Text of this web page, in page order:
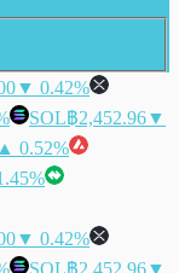
▼ 0.42%
SOL฿2,452.96▼
▲ 0.52%
▼ 0.42%
SOL฿2,452.96▼